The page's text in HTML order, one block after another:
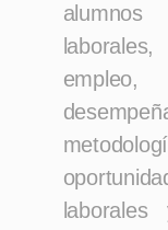
alumnos